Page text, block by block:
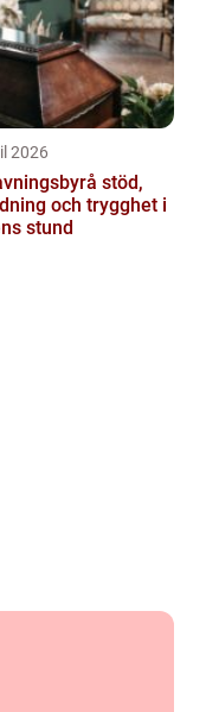
2026
stöd,
och trygghet i
stund